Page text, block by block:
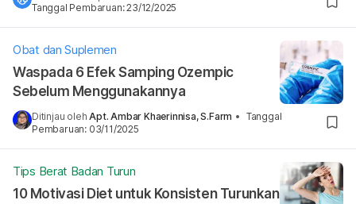
Tanggal Pembaruan:23/12/2025
Obat dan Suplemen
Waspada 6 Efek Samping Ozempic
Sebelum Menggunakannya
Ditinjau olehApt. Ambar Khaerinnisa, S.Farm • Tanggal
Pembaruan: 03/11/2025
Tips Berat Badan Turun
10 Motivasi Diet untuk Konsisten Turunkan